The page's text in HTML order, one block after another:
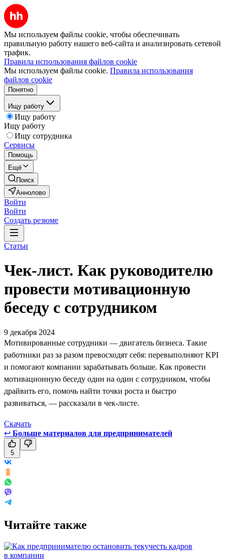
Мы используем файлы cookie, чтобы обеспечивать
правильную работу нашего веб-сайта и анализировать сетевой
трафик.
Правила использования файлов cookie
Мы используем файлы cookie. Правила использования
файлов cookie
Понятно
Ищу работу
Ищу работу
Ищу работу
Ищу сотрудника
Сервисы
Помощь
Ещё
Поиск
Аннолово
Войти
Войти
Создать резюме
Статьи
Чек-лист. Как руководителю
провести мотивационную
беседу с сотрудником
9 декабря 2024
Мотивированные сотрудники — двигатель бизнеса. Такие
работники раз за разом превосходят себя: перевыполняют KPI
и помогают компании зарабатывать больше. Как провести
мотивационную беседу один на один с сотрудником, чтобы
драйвить его, помочь найти точки роста и быстро
развиваться, — рассказали в чек-листе.
Скачать
↩ Больше материалов для предпринимателей
5
Читайте также